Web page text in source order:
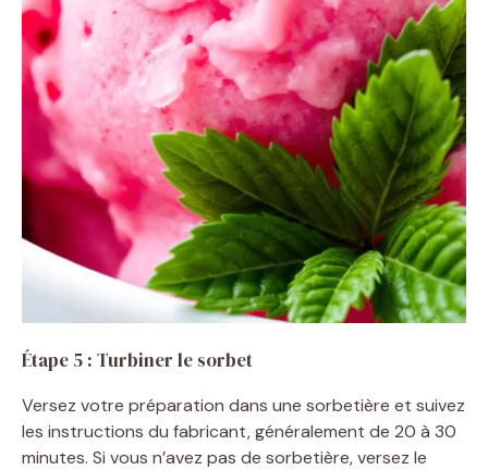
Étape 5 : Turbiner le sorbet
Versez votre préparation dans une sorbetière et suivez
les instructions du fabricant, généralement de 20 à 30
minutes. Si vous n’avez pas de sorbetière, versez le